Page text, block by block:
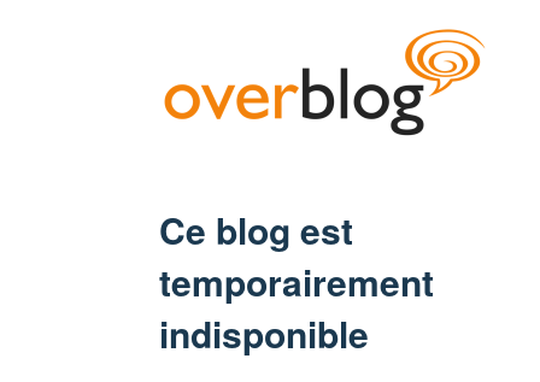
Ce blog est
temporairement
indisponible